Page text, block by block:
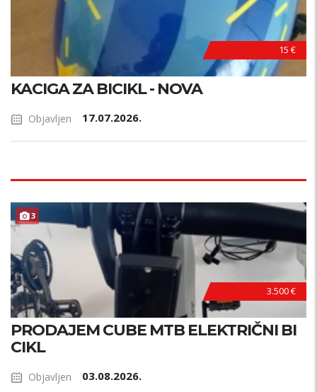
15 €
KACIGA ZA BICIKL - NOVA
Objavljen 17.07.2026.
3
3.500 €
PRODAJEM CUBE MTB ELEKTRIČNI BI
CIKL
Objavljen 03.08.2026.